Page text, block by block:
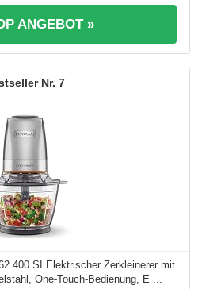
ANGEBOT »
7
SI Elektrischer Zerkleinerer mit
One-Touch-Bedienung, E ...